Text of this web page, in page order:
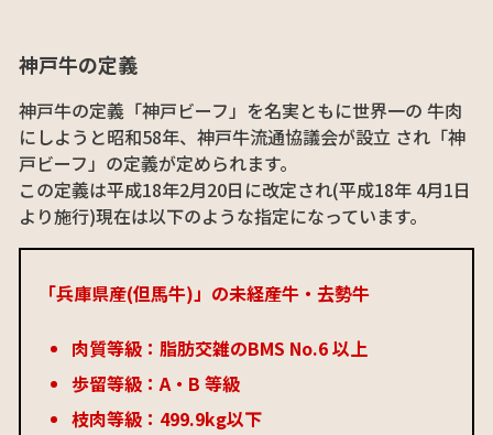
神戸牛の定義
神戸牛の定義「神戸ビーフ」を名実ともに世界一の 牛肉
にしようと昭和58年、神戸牛流通協議会が設立 され「神
戸ビーフ」の定義が定められます。
この定義は平成18年2月20日に改定され(平成18年 4月1日
より施行)現在は以下のような指定になっています。
「兵庫県産(但馬牛)」の未経産牛・去勢牛
肉質等級：脂肪交雑のBMS No.6 以上
歩留等級：A・B 等級
枝肉等級：499.9kg以下